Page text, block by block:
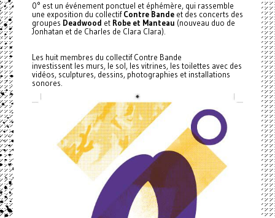
0° est un événement ponctuel et éphémère, qui rassemble
une exposition du collectifContre Bandeet des concerts des
groupes Deadwood et Robe et Manteau (nouveau duo de
Jonhatan et de Charles de Clara Clara).
Les huit membres du collectif Contre Bande
investissent les murs, le sol, les vitrines, les toilettes avec des
vidéos, sculptures, dessins, photographies et installations
sonores.